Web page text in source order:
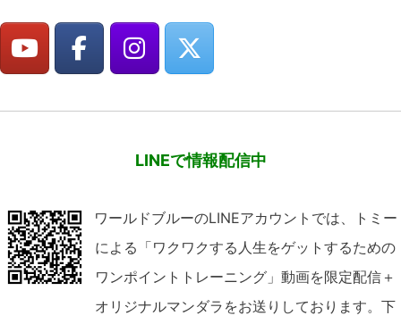
LINEで情報配信中
ワールドブルーのLINEアカウントでは、トミー
による「ワクワクする人生をゲットするための
ワンポイントトレーニング」動画を限定配信＋
オリジナルマンダラをお送りしております。下